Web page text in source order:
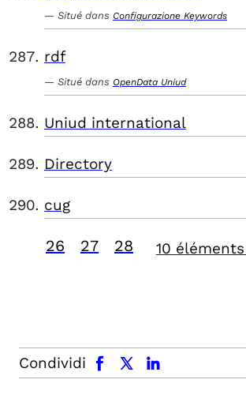
Situé dans Configurazione Keywords
rdf
Situé dans OpenData Uniud
Uniud international
Directory
cug
26 27 28 10
Condividi
facebook x.com linkedin